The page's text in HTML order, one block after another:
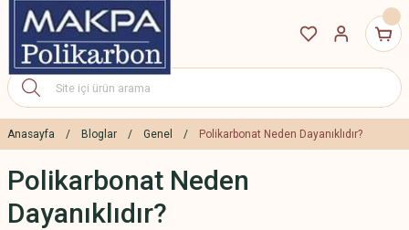
Anasayfa Bloglar Genel Polikarbonat Neden Dayanıklıdır?
Polikarbonat Neden
Dayanıklıdır?